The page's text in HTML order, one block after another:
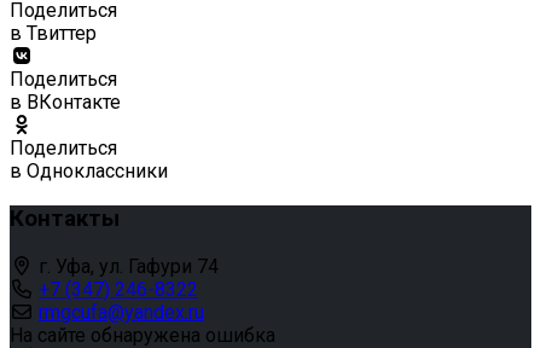
Поделиться
в Твиттер
Поделиться
в ВКонтакте
Поделиться
в Одноклассники
Контакты
г. Уфа, ул. Гафури 74
+7 (347) 246-8322
rmgcufa@yandex.ru
На сайте обнаружена ошибка